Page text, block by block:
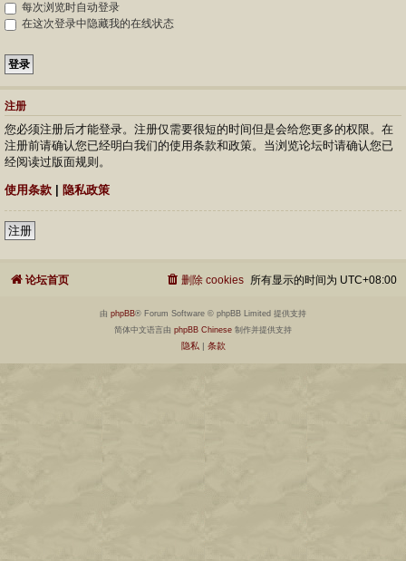
每次浏览时自动登录
在这次登录中隐藏我的在线状态
注册
您必须注册后才能登录。注册仅需要很短的时间但是会给您更多的权限。在
注册前请确认您已经明白我们的使用条款和政策。当浏览论坛时请确认您已
经阅读过版面规则。
使用条款 隐私政策
注册
论坛首页 所有显示的时间为 UTC+08:00
删除 cookies
由 phpBB® Forum Software © phpBB Limited 提供支持
简体中文语言由 phpBB Chinese 制作并提供支持
隐私| 条款